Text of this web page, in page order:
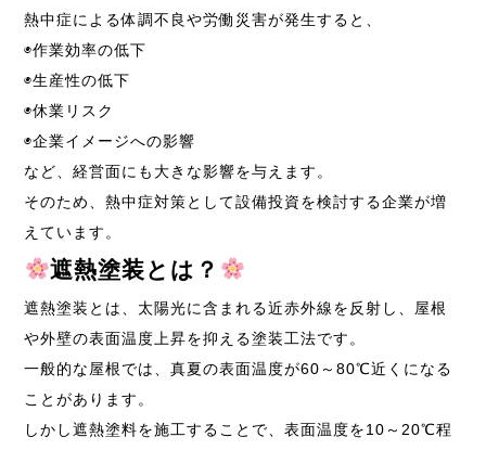
熱中症による体調不良や労働災害が発生すると、
◉作業効率の低下
◉生産性の低下
◉休業リスク
◉企業イメージへの影響
など、経営面にも大きな影響を与えます。
そのため、熱中症対策として設備投資を検討する企業が増
えています。
遮熱塗装とは？
遮熱塗装とは、太陽光に含まれる近赤外線を反射し、屋根
や外壁の表面温度上昇を抑える塗装工法です。
一般的な屋根では、真夏の表面温度が60～80℃近くになる
ことがあります。
しかし遮熱塗料を施工することで、表面温度を10～20℃程